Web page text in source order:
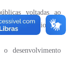
voltadas ao
no município;
desenvolvimento